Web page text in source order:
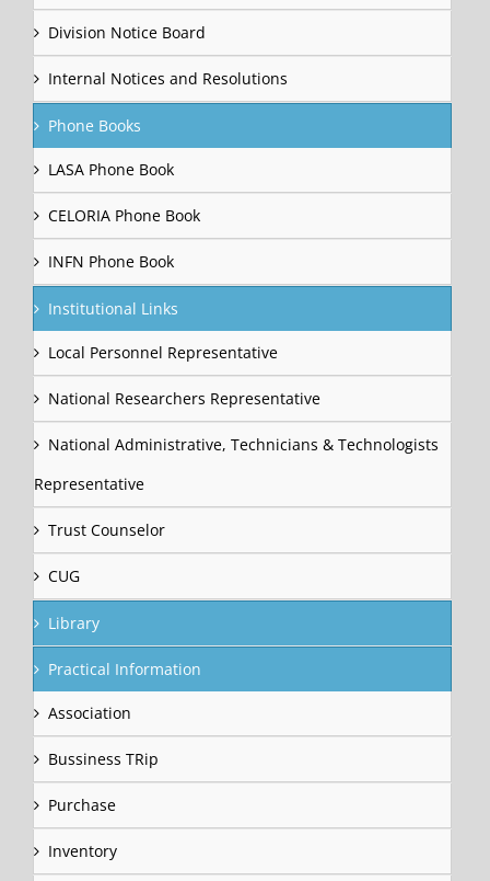
Division Notice Board
Internal Notices and Resolutions
Phone Books
LASA Phone Book
CELORIA Phone Book
INFN Phone Book
Institutional Links
Local Personnel Representative
National Researchers Representative
National Administrative, Technicians & Technologists
Representative
Trust Counselor
CUG
Library
Practical Information
Association
Bussiness TRip
Purchase
Inventory